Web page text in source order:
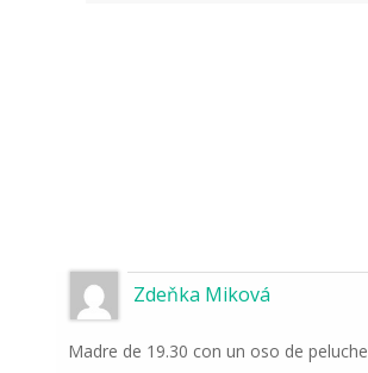
Zdeňka Miková
Madre de 19.30 con un oso de peluche